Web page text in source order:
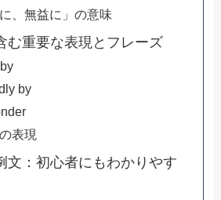
に、無益に」の意味
む重要な表現とフレーズ
by
表現
文：初心者にもわかりやす